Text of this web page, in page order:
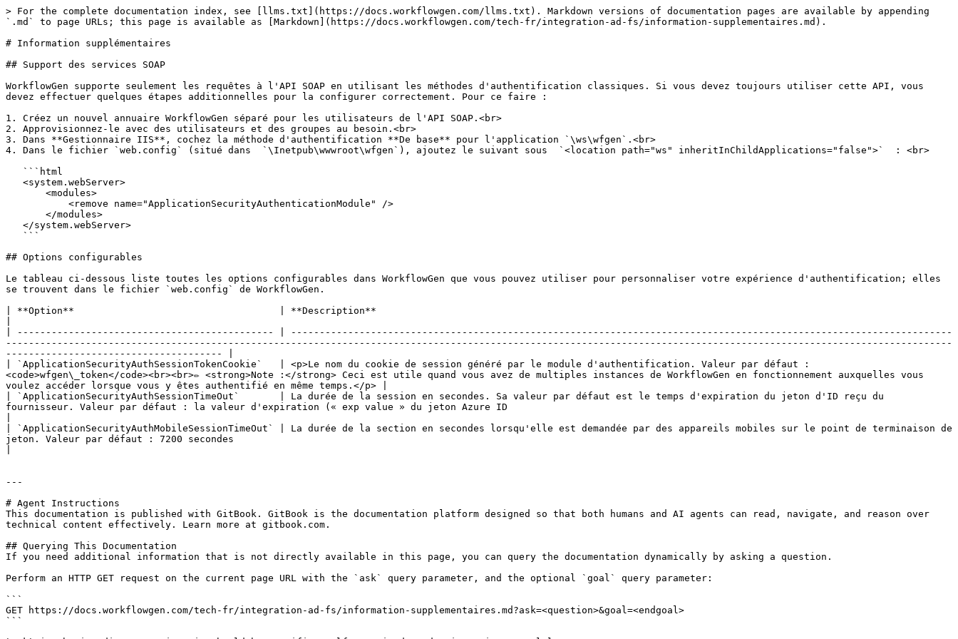
> For the complete documentation index, see [llms.txt](https://docs.workflowgen.com/llms.txt). Markdown versions of documentation pages are available by appending
`.md` to page URLs; this page is available as [Markdown](https://docs.workflowgen.com/tech-fr/integration-ad-fs/information-supplementaires.md).
# Information supplémentaires
## Support des services SOAP
WorkflowGen supporte seulement les requêtes à l'API SOAP en utilisant les méthodes d'authentification classiques. Si vous devez toujours utiliser cette API, vous
devez effectuer quelques étapes additionnelles pour la configurer correctement. Pour ce faire :
1. Créez un nouvel annuaire WorkflowGen séparé pour les utilisateurs de l'API SOAP.<br>
2. Approvisionnez-le avec des utilisateurs et des groupes au besoin.<br>
3. Dans **Gestionnaire IIS**, cochez la méthode d'authentification **De base** pour l'application `\ws\wfgen`.<br>
4. Dans le fichier `web.config` (situé dans  `\Inetpub\wwwroot\wfgen`), ajoutez le suivant sous  `<location path="ws" inheritInChildApplications="false">`  : <br>
## Options configurables
Le tableau ci-dessous liste toutes les options configurables dans WorkflowGen que vous pouvez utiliser pour personnaliser votre expérience d'authentification; elles
se trouvent dans le fichier `web.config` de WorkflowGen.
| **Option**                                    | **Description**
| --------------------------------------------- | --------------------------------------------------------------------------------------------------------------------
----------------------------------------------------------------------------------------------------------------------------------------------------------------------
-------------------------------------- |
| `ApplicationSecurityAuthSessionTokenCookie`   | <p>Le nom du cookie de session généré par le module d'authentification. Valeur par défaut :
<code>wfgen\_token</code><br><br>✏️ <strong>Note :</strong> Ceci est utile quand vous avez de multiples instances de WorkflowGen en fonctionnement auxquelles vous
voulez accéder lorsque vous y êtes authentifié en même temps.</p> |
| `ApplicationSecurityAuthSessionTimeOut`       | La durée de la session en secondes. Sa valeur par défaut est le temps d'expiration du jeton d'ID reçu du
fournisseur. Valeur par défaut : la valeur d'expiration (« exp value » du jeton Azure ID
| `ApplicationSecurityAuthMobileSessionTimeOut` | La durée de la section en secondes lorsqu'elle est demandée par des appareils mobiles sur le point de terminaison de
jeton. Valeur par défaut : 7200 secondes
---
# Agent Instructions
This documentation is published with GitBook. GitBook is the documentation platform designed so that both humans and AI agents can read, navigate, and reason over
technical content effectively. Learn more at gitbook.com.
## Querying This Documentation
If you need additional information that is not directly available in this page, you can query the documentation dynamically by asking a question.
Perform an HTTP GET request on the current page URL with the `ask` query parameter, and the optional `goal` query parameter:
```
GET https://docs.workflowgen.com/tech-fr/integration-ad-fs/information-supplementaires.md?ask=<question>&goal=<endgoal>
```